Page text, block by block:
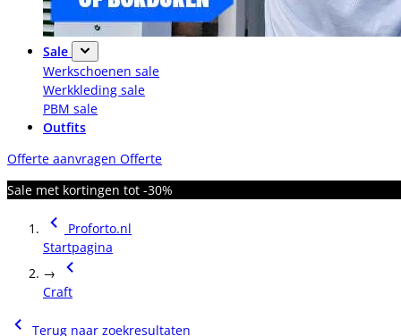
Sale
Werkschoenen sale
Werkkleding sale
PBM sale
Outfits
Offerte aanvragen Offerte
Sale met kortingen tot -30%
Proforto.nl
Startpagina
→
Craft
Terug naar zoekresultaten